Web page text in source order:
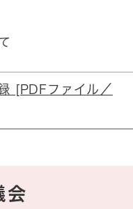
[PDFファイル／
会